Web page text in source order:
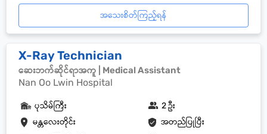
အသေးစိတ်ကြည့်ရန်
X-Ray Technician
ဆေးဘက်ဆိုင်ရာအကူ | Medical Assistant
Nan Oo Lwin Hospital
မန္တလေးတိုင်း အတည်ပြုပြီး
ပုသိမ်ကြီး 2 ဦး